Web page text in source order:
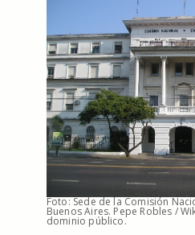
Foto: Sede de la Comisión
Buenos Aires. Pepe Robles /
dominio público.